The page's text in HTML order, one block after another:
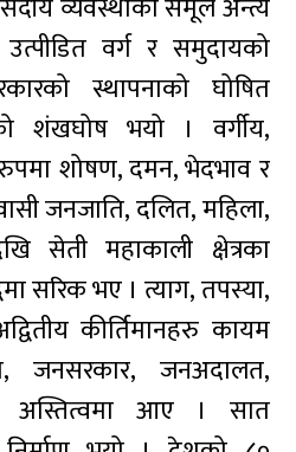
व्यवस्थाको समूल अन्त्य
वर्ग र समुदायको
स्थापनाको घोषित
शंखघोष भयो । वर्गीय,
रुपमा शोषण, दमन, भेदभाव र
जनजाति, दलित, महिला,
सेती महाकाली क्षेत्रका
सरिक भए । त्याग, तपस्या,
कीर्तिमानहरु कायम
जनसरकार, जनअदालत,
अस्तित्वमा आए । सात